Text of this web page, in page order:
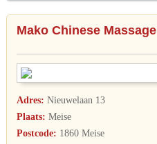
Mako Chinese Massage
Adres: Nieuwelaan 13
Plaats: Meise
Postcode: 1860 Meise